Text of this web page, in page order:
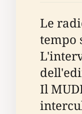
Le
tempo
Il